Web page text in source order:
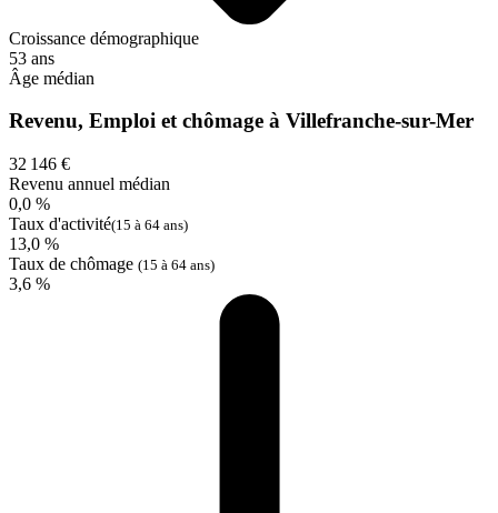
Croissance démographique
53 ans
Âge médian
Revenu, Emploi et chômage à Villefranche-sur-Mer
32 146 €
Revenu annuel médian
0,0 %
Taux d'activité(15 à 64 ans)
13,0 %
Taux de chômage (15 à 64 ans)
3,6 %